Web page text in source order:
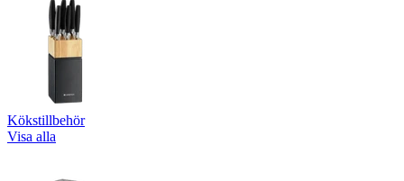
Kökstillbehör
Visa alla